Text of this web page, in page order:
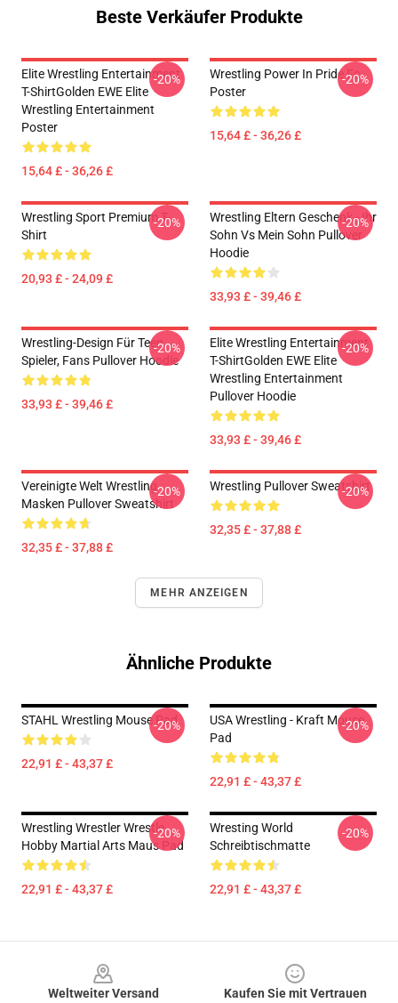
Beste Verkäufer Produkte
Elite Wrestling Entertainment
T-ShirtGolden EWE Elite
Wrestling Entertainment
Poster
15,64 £ - 36,26 £
-20%
Wrestling Power In Pride Fc
Poster
15,64 £ - 36,26 £
-20%
Wrestling Sport Premium T-
Shirt
20,93 £ - 24,09 £
-20%
Wrestling Eltern Geschenk - Ihr
Sohn Vs Mein Sohn Pullover
Hoodie
33,93 £ - 39,46 £
-20%
Wrestling-Design Für Teen
Spieler, Fans Pullover Hoodie
33,93 £ - 39,46 £
-20%
Elite Wrestling Entertainment
T-ShirtGolden EWE Elite
Wrestling Entertainment
Pullover Hoodie
33,93 £ - 39,46 £
-20%
Vereinigte Welt Wrestling
Masken Pullover Sweatshirt
32,35 £ - 37,88 £
-20% Wrestling Pullover Sweatshirt
32,35 £ - 37,88 £
-20%
MEHR ANZEIGEN
Ähnliche Produkte
STAHL Wrestling Mouse Pad
22,91 £ - 43,37 £
-20%
USA Wrestling - Kraft Mouse
Pad
22,91 £ - 43,37 £
-20%
Wrestling Wrestler Wrestle
Hobby Martial Arts Maus Pad
22,91 £ - 43,37 £
-20%
Wresting World
Schreibtischmatte
22,91 £ - 43,37 £
-20%
Weltweiter Versand
Kaufen Sie mit Vertrauen